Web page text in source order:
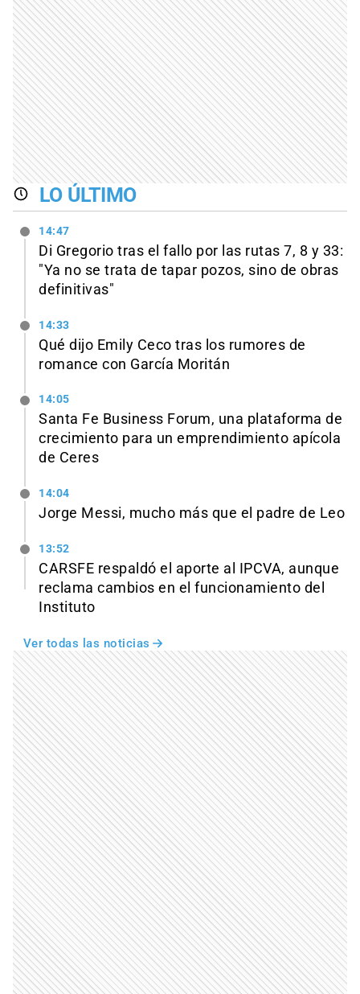
LO ÚLTIMO
14:47
Di Gregorio tras el fallo por las rutas 7, 8 y 33:
"Ya no se trata de tapar pozos, sino de obras
definitivas"
14:33
Qué dijo Emily Ceco tras los rumores de
romance con García Moritán
14:05
Santa Fe Business Forum, una plataforma de
crecimiento para un emprendimiento apícola
de Ceres
14:04
Jorge Messi, mucho más que el padre de Leo
13:52
CARSFE respaldó el aporte al IPCVA, aunque
reclama cambios en el funcionamiento del
Instituto
Ver todas las noticias